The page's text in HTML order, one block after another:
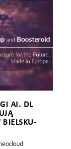
AI. DL